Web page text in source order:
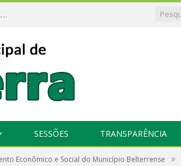
Câmara de Vereadores de Belterra Retorna Com Seus Trabalhos Legislativos
SESSÕES TRANSPARÊNCIA
Econômico e Social do Município Belterrense »